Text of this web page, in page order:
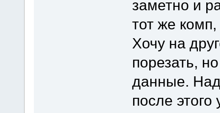
заметно и
тот же
Хочу на
порезать,
данные.
после этого